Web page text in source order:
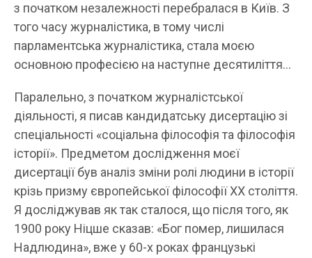
з початком незалежності перебралася в Київ. З
того часу журналістика, в тому числі
парламентська журналістика, стала моєю
основною професією на наступне десятиліття…
Паралельно, з початком журналістської
діяльності, я писав кандидатську дисертацію зі
спеціальності «соціальна філософія та філософія
історії». Предметом дослідження моєї
дисертації був аналіз зміни ролі людини в історії
крізь призму європейської філософії XX століття.
Я досліджував як так сталося, що після того, як
1900 року Ніцше сказав: «Бог помер, лишилася
Надлюдина», вже у 60-х роках французькі